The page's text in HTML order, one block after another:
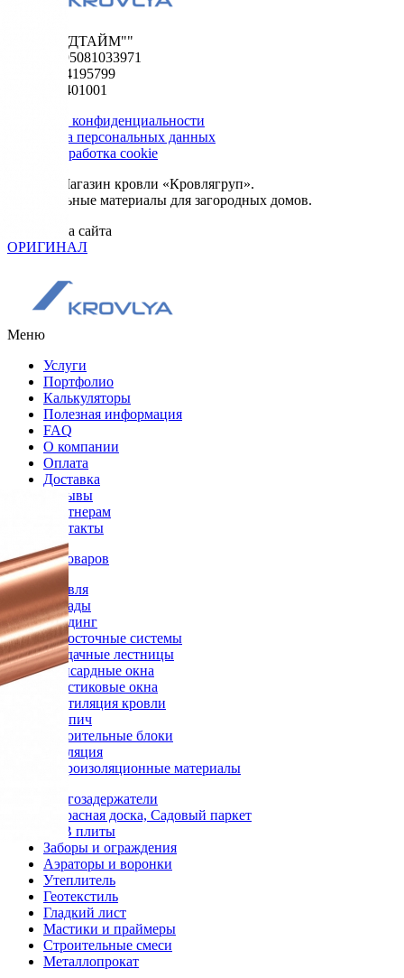
ООО "ФУДТАЙМ""
ОГРН 1195081033971
ИНН 5024195799
КПП 502401001
Политика конфиденциальности
Обработка персональных данных
Сбор и обработка cookie
© 2026. Магазин кровли «Кровлягруп».
Строительные материалы для загородных домов.
Разработка сайта
ОРИГИНАЛ
Меню
Услуги
Портфолио
Калькуляторы
Полезная информация
FAQ
О компании
Оплата
Доставка
Отзывы
Партнерам
Контакты
Каталог товаров
Кровля
Фасады
Сайдинг
Водосточные системы
Чердачные лестницы
Мансардные окна
Пластиковые окна
Вентиляция кровли
Кирпич
Строительные блоки
Изоляция
Гидроизоляционные материалы
Снегозадержатели
Террасная доска, Садовый паркет
OSB плиты
Заборы и ограждения
Аэраторы и воронки
Утеплитель
Геотекстиль
Гладкий лист
Мастики и праймеры
Строительные смеси
Металлопрокат